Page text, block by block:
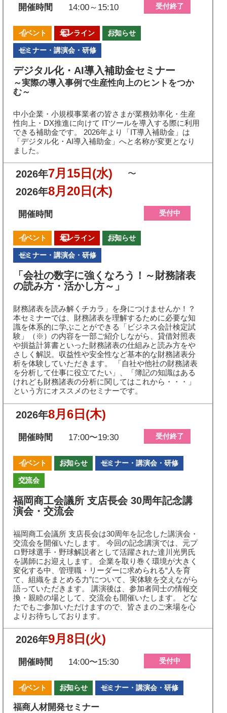
開催時間 14:00～15:10 受付終了
イベント オンライン お知らせ
セミナー・講演会・研修
デジタル化・AI導入補助金セミナー
～実際の導入事例で生産性向上のヒントをつか
む～
中小企業・小規模事業者の皆さまが業務効率化・生産
性向上・DX推進に向けて ITツールを導入する際に利用
できる補助金です。 2026年より「IT導入補助金」は
「デジタル化・AI導入補助金」へと名称が変更となり
ました。
2026年7月15日 (水) 〜
2026年8月20日 (木)
開催時間 受付中
イベント オンライン お知らせ
セミナー・講演会・研修
「会社の数字に強くなろう！～財務諸表
の読み方・活かし方～」
財務諸表を読み解くチカラ」を身につけませんか！？
本セミナーでは、財務諸表を理解するために必要な知
識を体系的に学ぶことができる「ビジネス会計検定試
験」（※）の内容を一部ご紹介しながら、貸借対照表
や損益計算書といった財務諸表の仕組みと読み方をや
さしく解説。収益性や安全性など基本的な財務諸表分
析を体験していただきます。 「自社や他社の財務諸表
を分析して仕事に役立てたい」、「簿記の知識はある
けれども財務諸表の分析に関してはこれから・・・」
という方にオススメのセミナーです。
2026年8月6日 (木)
開催時間 17:00〜19:30 受付終了
イベント お知らせ セミナー・講演会・研修
交流会
福岡商工会議所 支店長会 30周年記念講
演会・交流会
福岡商工会議所 支店長会は30周年を記念した講演会・
交流会を開催いたします。 今回の記念講演では、元プ
ロ野球選手・野球解説者として活躍された達川光男氏
を講師にお迎えします。 企業を取り巻く環境が大きく
変化する中、管理職・リーダーに求められる“人を育
て、組織をまとめる力”について、実体験を交えながら
語っていただきます。 講演後は、参加者同士の情報交
換・親睦の場として、交流会も開催いたします。 どな
たでもご参加いただけますので、皆さまのご来場を心
よりお待ちしております。
2026年9月8日 (火)
開催時間 14:00〜15:30 受付中
イベント お知らせ セミナー・講演会・研修
福商人材開発セミナー